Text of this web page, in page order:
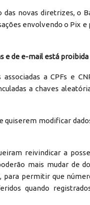
das novas diretrizes, o
envolvendo o Pix
e de e-mail está proibida
a CPFs e
a chaves
quiserem modificar
reivindicar a
mais mudar de
para permitir que
quando